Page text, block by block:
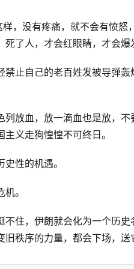
，没有疼痛，就不会有愤
了人，才会红眼睛，才会爆
止自己的老百姓发被导弹
列放血，放一滴血也是放，
义走狗惶惶不可终日。
性的机遇。
。
不住，伊朗就会化为一个历
旧秩序的力量，都会下场，